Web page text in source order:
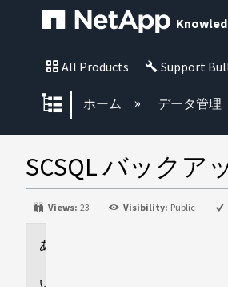
All Products Support
グローバル階層
ホーム データ管理
SCSQL バック
Views: 23 Visibility: Public